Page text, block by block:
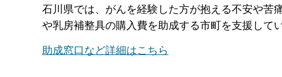
石川県では、がんを経験した方が抱える不安や苦
や乳房補整具の購入費を助成する市町を支援してい
助成窓口など詳細はこちら